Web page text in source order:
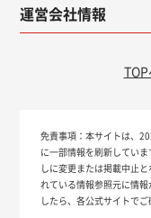
運営会社情報
免責事項： 本サイトは、
に一部情報を刷新してい
しに変更または掲載中止
れている情報参照元に情
したら、各公式サイトでご